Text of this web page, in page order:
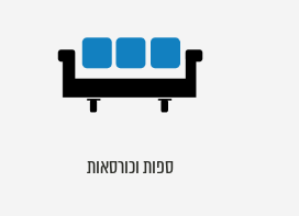
ספות וכורסאות